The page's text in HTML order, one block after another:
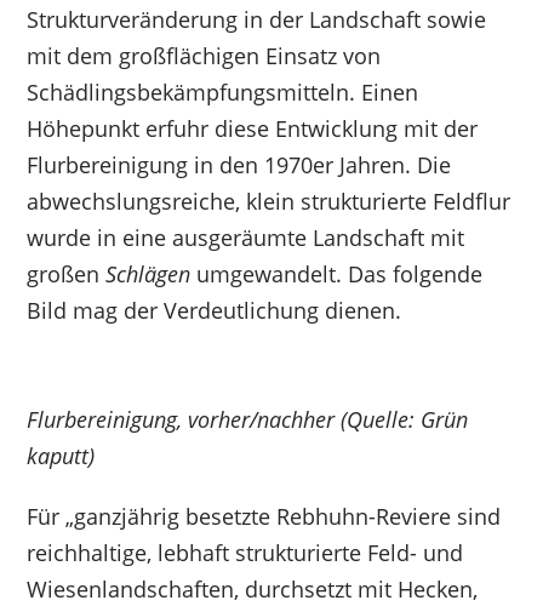
Strukturveränderung in der Landschaft sowie
mit dem großflächigen Einsatz von
Schädlingsbekämpfungsmitteln. Einen
Höhepunkt erfuhr diese Entwicklung mit der
Flurbereinigung in den 1970er Jahren. Die
abwechslungsreiche, klein strukturierte Feldflur
wurde in eine ausgeräumte Landschaft mit
großenSchlägen umgewandelt. Das folgende
Bild mag der Verdeutlichung dienen.
Flurbereinigung, vorher/nachher (Quelle: Grün
kaputt)
Für „ganzjährig besetzte Rebhuhn-Reviere sind
reichhaltige, lebhaft strukturierte Feld- und
Wiesenlandschaften, durchsetzt mit Hecken,